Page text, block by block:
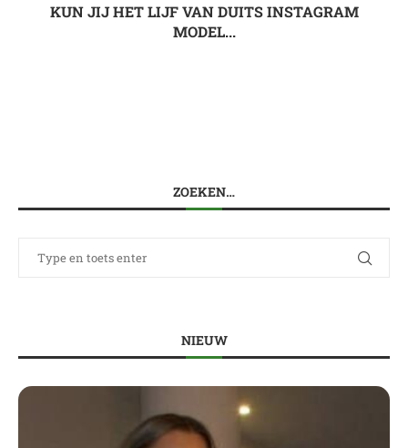
KUN JIJ HET LIJF VAN DUITS INSTAGRAM
MODEL...
ZOEKEN…
NIEUW